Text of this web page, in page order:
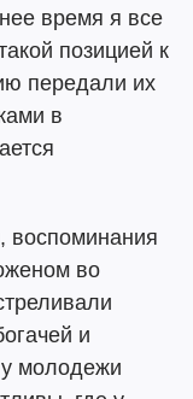
время я все
позицией к
передали их
в
воспоминания
во
и
молодежи